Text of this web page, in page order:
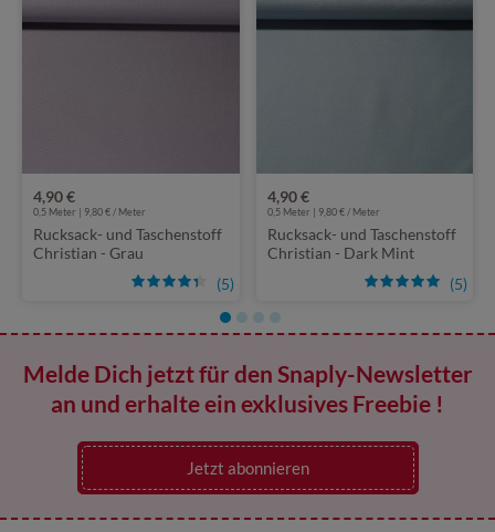
(5)
4,90 €
0,5 Meter | 9,80 € / Meter
Rucksack- und Taschenstoff
Christian - Grau
(5)
4,90 €
0,5 Meter | 9,80 € / Meter
Rucksack- und Taschenstoff
Christian - Dark Mint
Melde Dich jetzt für den Snaply-Newsletter
an und erhalte ein exklusives Freebie !
Jetzt abonnieren